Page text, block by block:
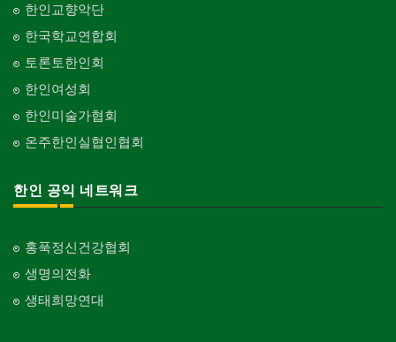
한인교향악단
한국학교연합회
토론토한인회
한인여성회
한인미술가협회
온주한인실협인협회
한인 공익 네트워크
홍푹정신건강협회
생명의전화
생태희망연대